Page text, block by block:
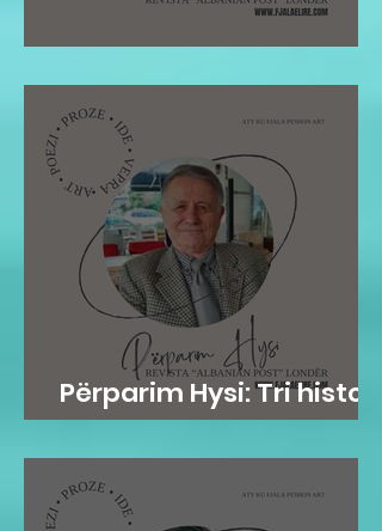
Pano Boli: STOLI I POETIT
Përparim Hysi: Tri histori
me lopë